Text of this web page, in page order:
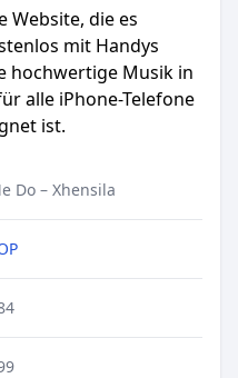
Website, die es
mit Handys
hochwertige Musik in
alle iPhone-Telefone
ist.
Do – Xhensila